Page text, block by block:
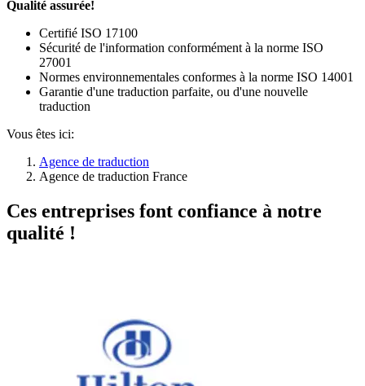
Qualité assurée!
Certifié ISO 17100
Sécurité de l'information conformément à la norme ISO
27001
Normes environnementales conformes à la norme ISO 14001
Garantie d'une traduction parfaite, ou d'une nouvelle
traduction
Vous êtes ici:
Agence de traduction
Agence de traduction France
Ces entreprises font confiance à notre
qualité !